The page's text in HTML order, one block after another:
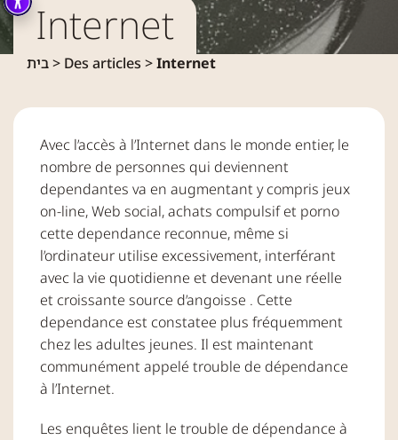
Internet
בית> Des articles >Internet
Avec l’accès à l’Internet dans le monde entier, le
nombre de personnes qui deviennent
dependantes va en augmentant y compris jeux
on-line, Web social, achats compulsif et porno
cette dependance reconnue, même si
l’ordinateur utilise excessivement, interférant
avec la vie quotidienne et devenant une réelle
et croissante source d’angoisse . Cette
dependance est constatee plus fréquemment
chez les adultes jeunes. Il est maintenant
communément appelé trouble de dépendance
à l’Internet.
Les enquêtes lient le trouble de dépendance à